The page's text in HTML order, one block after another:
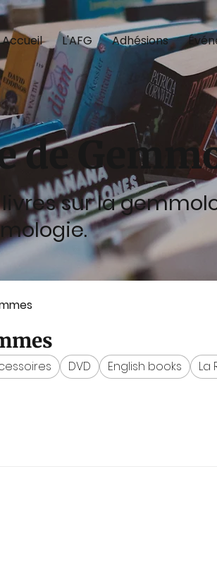
Accueil L'AFG Adhésions
de
sur la
DVD English books La